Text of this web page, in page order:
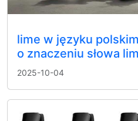
lime w języku
o znaczeniu słowa
2025-10-04